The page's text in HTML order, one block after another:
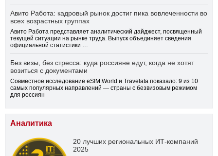
Авито Работа: кадровый рынок достиг пика вовлеченности во
всех возрастных группах
Авито Работа представляет аналитический дайджест, посвященный
текущей ситуации на рынке труда. Выпуск объединяет сведения
официальной статистики …
Без визы, без стресса: куда россияне едут, когда не хотят
возиться с документами
Совместное исследование eSIM.World и Travelata показало: 9 из 10
самых популярных направлений — страны с безвизовым режимом
для россиян
Аналитика
20 лучших региональных ИТ-компаний
2025